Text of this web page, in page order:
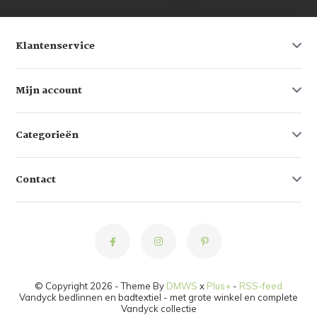
Klantenservice
Mijn account
Categorieën
Contact
© Copyright 2026 - Theme By DMWS x Plus+ - RSS-feed
Vandyck bedlinnen en badtextiel - met grote winkel en complete
Vandyck collectie